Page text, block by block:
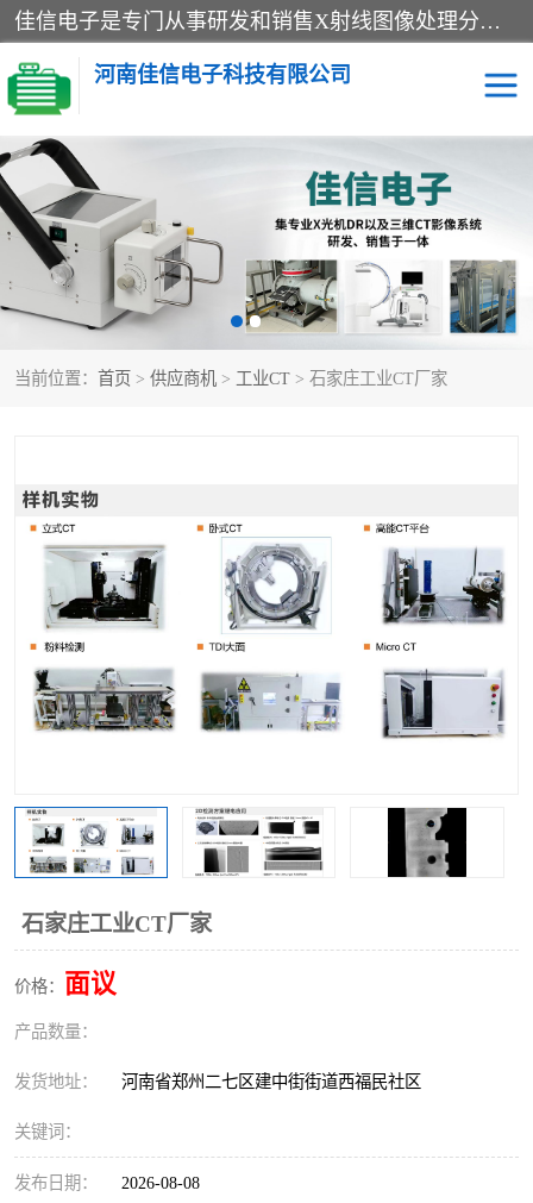
佳信电子是专门从事研发和销售X射线图像处理分析和X射线设备的高端技术公司，先进的图像处理技术帮助用户更加准确的判断图像，为科研和检测提供可靠保证，现有产品包括电力GIS探伤X射线检测系统，电力耐张线夹探伤X射线检测系统，便携式X射线，兽用图像的增强软件工具包，工业和兽用便携式DR，实验室CT，桌面CT等。
河南佳信电子科技有限公司
当前位置： 首页 > 供应商机 > 工业CT > 石家庄工业CT厂家
石家庄工业CT厂家
价格： 面议
产品数量：
发货地址： 河南省郑州二七区建中街街道西福民社区
关键词：
发布日期： 2026-08-08
宠物X光机DR 电力探伤仪GIS探伤仪
电力探伤仪耐张线夹探伤
仪
微焦点射线源
工业CT 手持X光机DR
C型臂 口腔牙科X光机DR